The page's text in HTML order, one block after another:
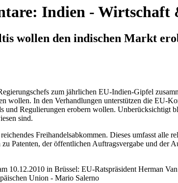
Indien - Wirtschaft
wollen den indischen Markt
zum jährlichen EU-Indien-Gipfel
wollen. In den Verhandlungen unterstützen die
und Regulierungen erobern wollen. Unberücksichtigt
sind.
Freihandelsabkommen. Dieses umfasst alle
Patenten, der öffentlichen Auftragsvergabe und der
10.12.2010 in Brüssel: EU-Ratspräsident Herman
Union - Mario Salerno